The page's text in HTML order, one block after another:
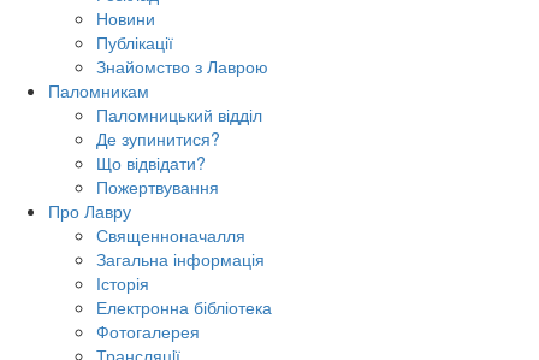
Новини
Публікації
Знайомство з Лаврою
Паломникам
Паломницький відділ
Де зупинитися?
Що відвідати?
Пожертвування
Про Лавру
Священноначалля
Загальна інформація
Історія
Електронна бібліотека
Фотогалерея
Трансляцiї